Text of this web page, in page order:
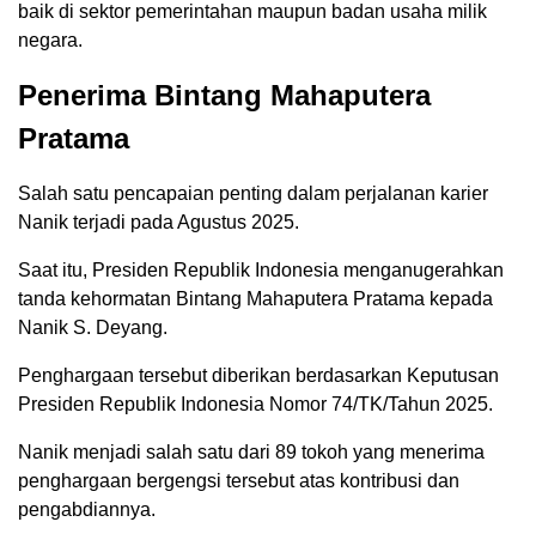
baik di sektor pemerintahan maupun badan usaha milik
negara.
Penerima Bintang Mahaputera
Pratama
Salah satu pencapaian penting dalam perjalanan karier
Nanik terjadi pada Agustus 2025.
Saat itu, Presiden Republik Indonesia menganugerahkan
tanda kehormatan Bintang Mahaputera Pratama kepada
Nanik S. Deyang.
Penghargaan tersebut diberikan berdasarkan Keputusan
Presiden Republik Indonesia Nomor 74/TK/Tahun 2025.
Nanik menjadi salah satu dari 89 tokoh yang menerima
penghargaan bergengsi tersebut atas kontribusi dan
pengabdiannya.